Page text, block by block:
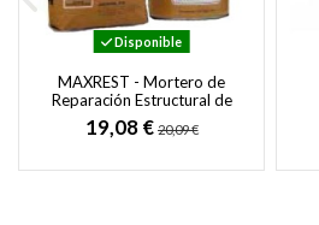
Disponible
MAXREST - Mortero de
Reparación Estructural de
Fraguado Rápido y Sin
Retracción
19,08 € 20,09 €